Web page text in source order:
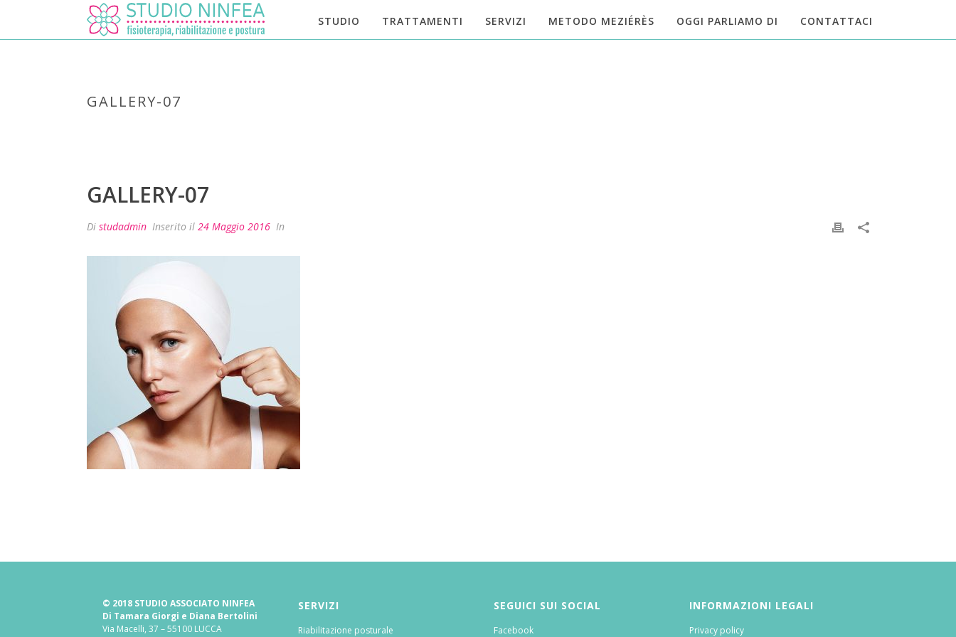
STUDIO TRATTAMENTI SERVIZI METODO MEZIÉRÈS OGGI PARLIAMO DI CONTATTACI
GALLERY-07
GALLERY-07
Di studadmin Inserito il 24 Maggio 2016 In
© 2018 STUDIO ASSOCIATO NINFEA
Di Tamara Giorgi e Diana Bertolini
Via Macelli, 37 – 55100 LUCCA
SERVIZI
Riabilitazione posturale
SEGUICI SUI SOCIAL
Facebook
INFORMAZIONI LEGALI
Privacy policy